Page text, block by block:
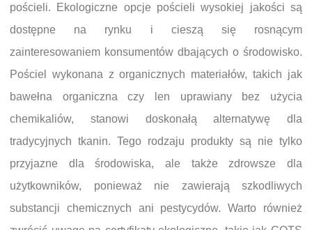
pościeli. Ekologiczne opcje pościeli wysokiej jakości są
dostępne na rynku i cieszą się rosnącym
zainteresowaniem konsumentów dbających o środowisko.
Pościel wykonana z organicznych materiałów, takich jak
bawełna organiczna czy len uprawiany bez użycia
chemikaliów, stanowi doskonałą alternatywę dla
tradycyjnych tkanin. Tego rodzaju produkty są nie tylko
przyjazne dla środowiska, ale także zdrowsze dla
użytkowników, ponieważ nie zawierają szkodliwych
substancji chemicznych ani pestycydów. Warto również